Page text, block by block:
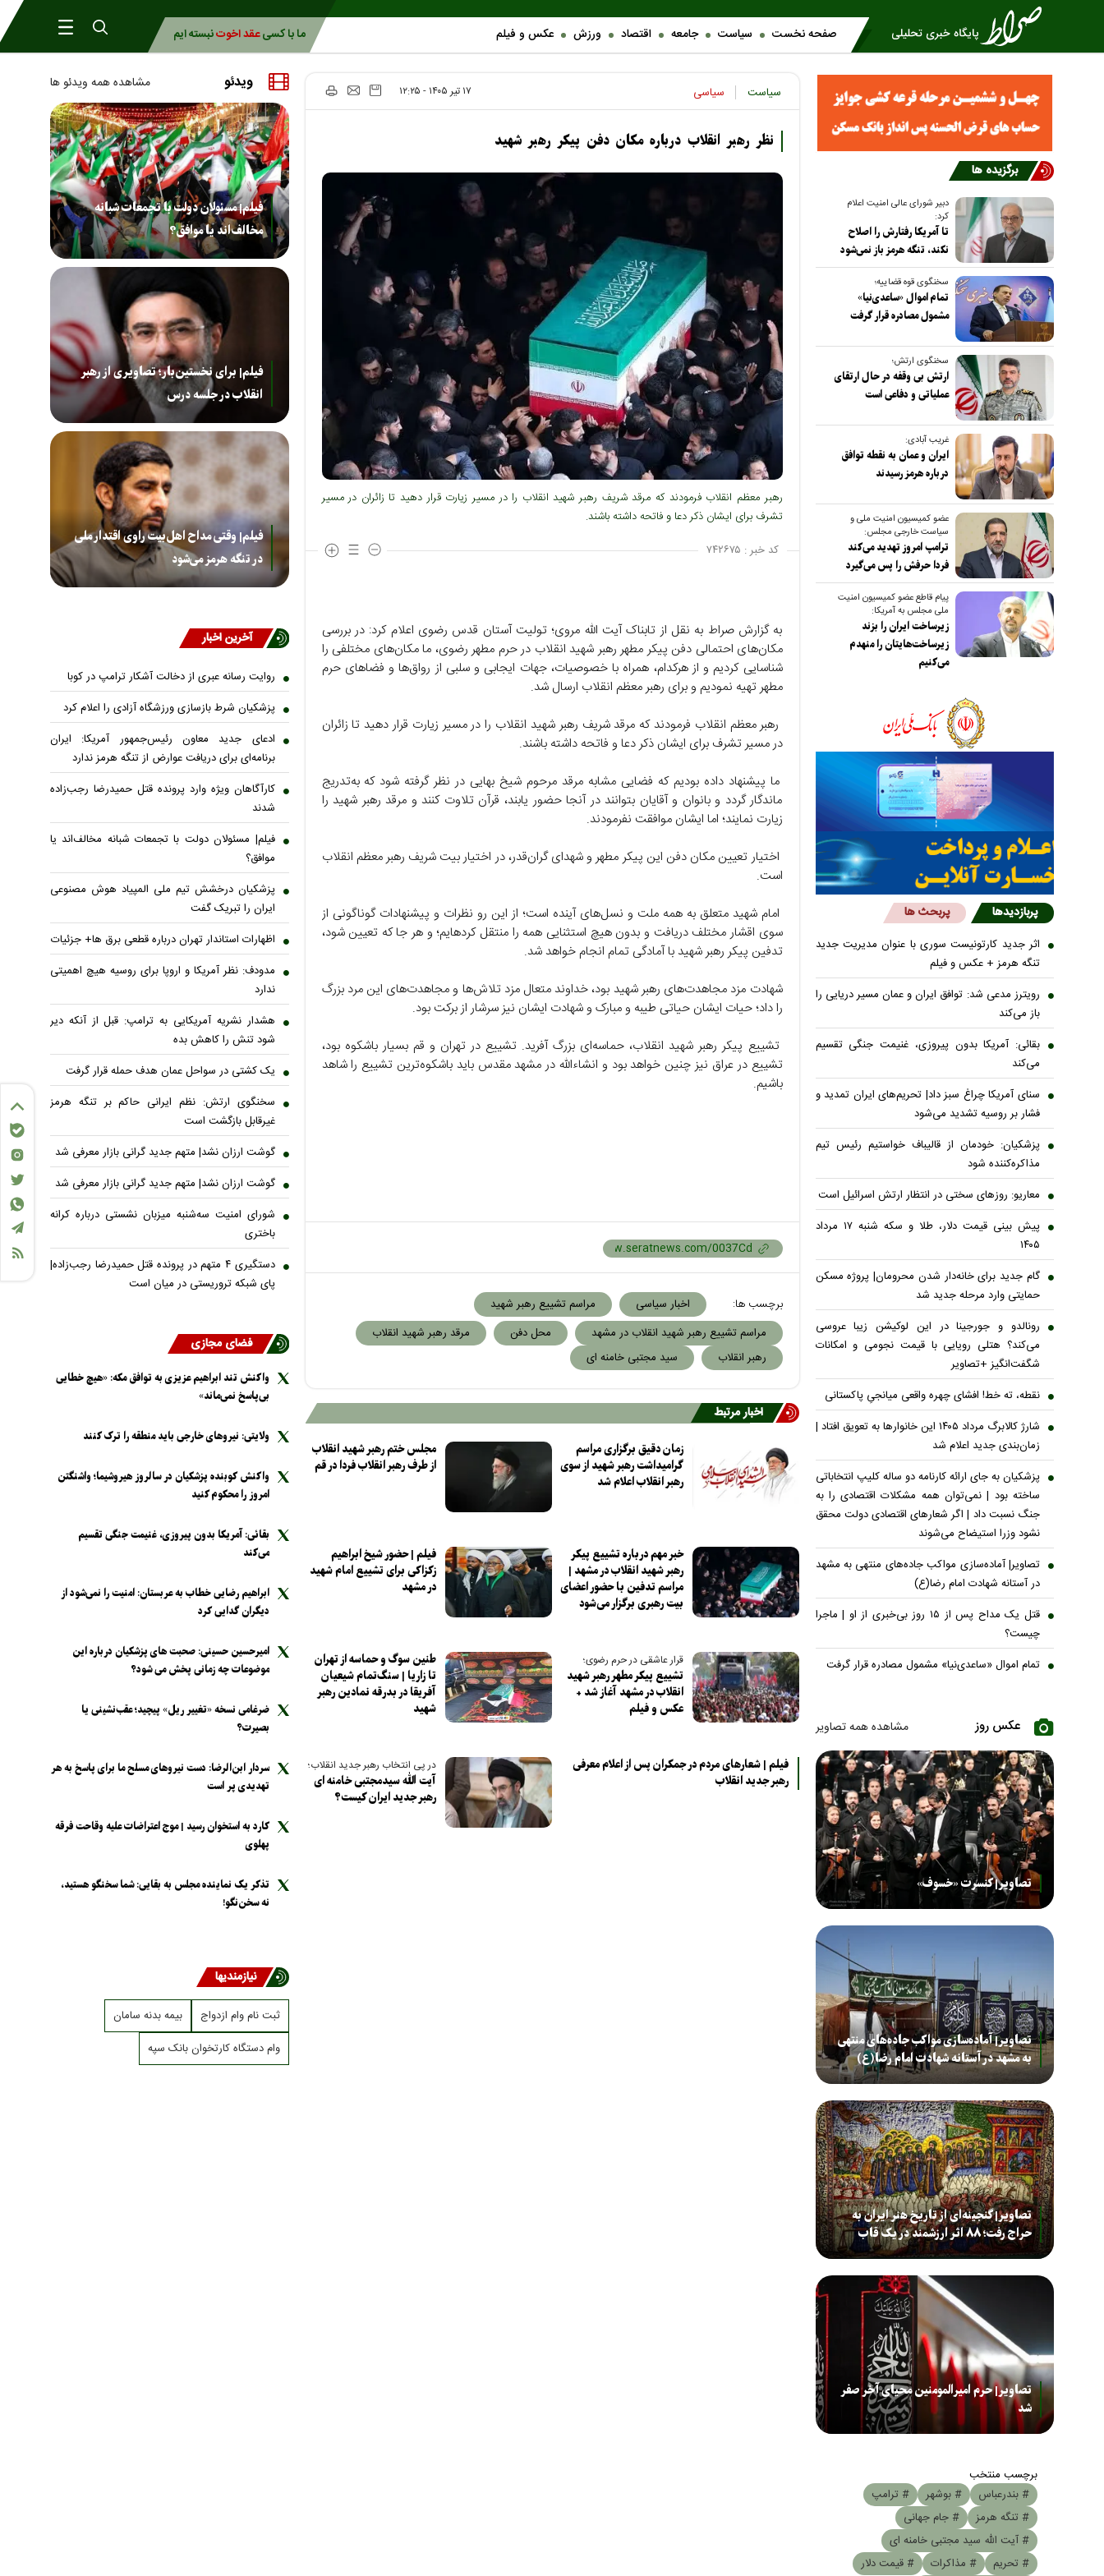
صفحه نخست سیاست جامعه اقتصاد ورزش عکس و فیلم ما با کسیعقد اخوتنبسته ایم
سیاست سیاسی ۱۷ تير ۱۴۰۵ - ۱۲:۲۵
نظر رهبر انقلاب درباره مکان دفن پیکر رهبر شهید
رهبر معظم انقلاب فرمودند که مرقد شریف رهبر شهید انقلاب را در مسیر زیارت قرار دهید تا زائران در مسیر
تشرف برای ایشان ذکر دعا و فاتحه داشته باشند.
کد خبر : ۷۴۲۶۷۵
به گزارش صراط به نقل از تابناک آیت الله مروی؛ تولیت آستان قدس رضوی اعلام کرد: در بررسی
مکان‌های احتمالی دفن پیکر مطهر رهبر شهید انقلاب در حرم مطهر رضوی، ما مکان‌های مختلفی را
شناسایی کردیم و از هرکدام، همراه با خصوصیات، جهات ایجابی و سلبی از رواق‌ها و فضا‌های حرم
مطهر تهیه نمودیم و برای رهبر معظم انقلاب ارسال شد.
رهبر معظم انقلاب فرمودند که مرقد شریف رهبر شهید انقلاب را در مسیر زیارت قرار دهید تا زائران
در مسیر تشرف برای ایشان ذکر دعا و فاتحه داشته باشند.
ما پیشنهاد داده بودیم که فضایی مشابه مرقد مرحوم شیخ بهایی در نظر گرفته شود که به‌تدریج
ماندگار گردد و بانوان و آقایان بتوانند در آنجا حضور یابند، قرآن تلاوت کنند و مرقد رهبر شهید را
زیارت نمایند؛ اما ایشان موافقت نفرمودند.
اختیار تعیین مکان دفن این پیکر مطهر و شهدای گران‌قدر، در اختیار بیت شریف رهبر معظم انقلاب
است.
امام شهید متعلق به همه ملت و نسل‌های آینده است؛ از این رو نظرات و پیشنهادات گوناگونی از
سوی اقشار مختلف دریافت و بدون هیچ استثنایی همه را منتقل کرده‎ایم؛ و هر جا که تعیین شود،
تدفین پیکر رهبر شهید با آمادگی تمام انجام خواهد شد.
شهادت مزد مجاهدت‌های رهبر شهید بود، خداوند متعال مزد تلاش‌ها و مجاهدت‌های این مرد بزرگ
را داد؛ حیات ایشان حیاتی طیبه و مبارک و شهادت ایشان نیز سرشار از برکت بود.
تشییع پیکر رهبر شهید انقلاب، حماسه‌ای بزرگ آفرید. تشییع در تهران و قم بسیار باشکوه بود،
تشییع در عراق نیز چنین خواهد بود و انشاءالله در مشهد مقدس باید باشکوه‌ترین تشییع را شاهد
باشیم.
برچسب ها: اخبار سیاسی
مراسم تشییع رهبر شهید
مراسم تشییع رهبر شهید انقلاب در مشهد
محل دفن
مرقد رهبر شهید انقلاب
رهبر انقلاب
سید مجتبی خامنه ای
اخبار مرتبط
زمان دقیق برگزاری مراسم
گرامیداشت رهبر شهید از سوی
رهبر انقلاب اعلام شد
مجلس ختم رهبر شهید انقلاب
از طرف رهبر انقلاب فردا در قم
خبر مهم درباره تشییع پیکر
رهبر شهید انقلاب در مشهد |
مراسم تدفین با حضور اعضای
بیت رهبری برگزار می‌شود
فیلم | حضور شیخ ابراهیم
زکزاکی برای تشییع امام شهید
در مشهد
قرار عاشقی در حرم رضوی؛
تشییع پیکر مطهر رهبر شهید
انقلاب در مشهد آغاز شد +
عکس و فیلم
طنین سوگ و حماسه از تهران
تا زاریا | سنگ‌تمام شیعیان
آفریقا در بدرقه نمادین رهبر
شهید
فیلم | شعارهای مردم در جمکران پس از اعلام معرفی
رهبر جدید انقلاب
در پی انتخاب رهبر جدید انقلاب؛
آیت الله سیدمجتبی خامنه ای
رهبر جدید ایران کیست؟
برگزیده ها
دبیر شورای عالی امنیت اعلام
کرد:
تا آمریکا رفتارش را اصلاح
نکند، تنگه هرمز باز نمی‌شود
سخنگوی قوه قضاییه؛
تمام اموال «ساعدی‌نیا»
مشمول مصادره قرار گرفت
سخنگوی ارتش؛
ارتش بی وقفه در حال ارتقای
عملیاتی و دفاعی است
غریب آبادی:
ایران و عمان به نقطه توافق
درباره هرمز رسیدند
عضو کمیسیون امنیت ملی و
سیاست خارجی مجلس:
ترامپ امروز تهدید می‌کند
فردا حرفش را پس می‌گیرد
پیام قاطع عضو کمیسیون امنیت
ملی مجلس به آمریکا:
زیرساخت ایران را بزند
زیرساخت‌هایتان را منهدم
می‌کنیم
پربازدیدها پربحث ها
اثر جدید کارتونیست سوری با عنوان مدیریت جدید
تنگه هرمز + عکس و فیلم
رویترز مدعی شد: توافق ایران و عمان مسیر دریایی را
باز می‌کند
بقائی: آمریکا بدون پیروزی، غنیمت جنگی تقسیم
می‌کند
سنای آمریکا چراغ سبز داد| تحریم‌های ایران تمدید و
فشار بر روسیه تشدید می‌شود
پزشکیان: خودمان از قالیباف خواستیم رئیس تیم
مذاکره‌کننده شود
معاریو: روزهای سختی در انتظار ارتش اسرائیل است
پیش بینی قیمت دلار، طلا و سکه شنبه ۱۷ مرداد
۱۴۰۵
گام جدید برای خانه‌دار شدن محرومان| پروژه مسکن
حمایتی وارد مرحله جدید شد
رونالدو و جورجینا در این لوکیشن زیبا عروسی
می‌کند؟ هتلی رویایی با قیمت نجومی و امکانات
شگفت‌انگیز +تصاویر
نقطه، ته خط! افشای چهره واقعی میانجیِ پاکستانی
شارژ کالابرگ مرداد ۱۴۰۵ این خانوار‌ها به تعویق افتاد |
زمان‌بندی جدید اعلام شد
پزشکیان به جای ارائه کارنامه دو ساله کلیپ انتخاباتی
ساخته بود | نمی‌توان همه مشکلات اقتصادی را به
جنگ نسبت داد | اگر شعار‌های اقتصادی دولت محقق
نشود وزرا استیضاح می‌شوند
تصاویر| آماده‌سازی مواکب جاده‌های منتهی به مشهد
در آستانه شهادت امام رضا(ع)
قتل یک مداح پس از ۱۵ روز بی‌خبری از او | ماجرا
چیست؟
تمام اموال «ساعدی‌نیا» مشمول مصادره قرار گرفت
عکس روز مشاهده همه تصاویر
تصاویر| کنسرت «خسوف»
تصاویر| آماده‌سازی مواکب جاده‌های منتهی
به مشهد در آستانه شهادت امام رضا(ع)
تصاویر| گنجینه‌ای از تاریخ هنر ایران به
حراج رفت؛ ۸۸ اثر ارزشمند در یک قاب
تصاویر| حرم امیرالمومنین محیای آخر صفر
شد
برچسب منتخب
# بندرعباس
# بوشهر
# ترامپ
# تنگه هرمز
# جام جهانی
# آیت الله سید مجتبی خامنه ای
# تحریم
# مذاکرات # قیمت دلار
ویدئو مشاهده همه ویدئو ها
فیلم| مسئولان دولت با تجمعات شبانه
مخالف‌اند یا موافق؟
فیلم| برای نخستین‌بار؛ تصاویری از رهبر
انقلاب در جلسه درس
فیلم| وقتی مداح اهل‌بیت راوی اقتدار ملی
در تنگه هرمز می‌شود
آخرین اخبار
روایت رسانه عبری از دخالت آشکار ترامپ در کوبا
پزشکیان شرط بازسازی ورزشگاه آزادی را اعلام کرد
ادعای جدید معاون رئیس‌جمهور آمریکا: ایران
برنامه‌ای برای دریافت عوارض از تنگه هرمز ندارد
کارآگاهان ویژه وارد پرونده قتل حمیدرضا رجب‌زاده
شدند
فیلم| مسئولان دولت با تجمعات شبانه مخالف‌اند یا
موافق؟
پزشکیان درخشش تیم ملی المپیاد هوش مصنوعی
ایران را تبریک گفت
اظهارات استاندار تهران درباره قطعی برق ها+ جزئیات
مدودف: نظر آمریکا و اروپا برای روسیه هیچ اهمیتی
ندارد
هشدار نشریه آمریکایی به ترامپ: قبل از آنکه دیر
شود تنش را کاهش بده
یک کشتی در سواحل عمان هدف حمله قرار گرفت
سخنگوی ارتش: نظم ایرانی حاکم بر تنگه هرمز
غیرقابل بازگشت است
گوشت ارزان نشد| متهم جدید گرانی بازار معرفی شد
گوشت ارزان نشد| متهم جدید گرانی بازار معرفی شد
شورای امنیت سه‌شنبه میزبان نشستی درباره کرانه
باختری
دستگیری ۴ متهم در پرونده قتل حمیدرضا رجب‌زاده|
پای شبکه تروریستی در میان است
فضای مجازی
واکنش تند ابراهیم عزیزی به توافق مکه: «هیچ خطایی
بی‌پاسخ نمی‌ماند»
ولایتی: نیرو‌های خارجی باید منطقه را ترک کنند
واکنش کوبنده پزشکیان در سالروز هیروشیما؛ واشنگتن
امروز را محکوم کنید
بقائی: آمریکا بدون پیروزی، غنیمت جنگی تقسیم
می‌کند
ابراهیم رضایی خطاب به عربستان: امنیت را نمی‌شود از
دیگران گدایی کرد
امیرحسین حسینی: صحبت های پزشکیان درباره این
موضوعات چه زمانی پخش می شود؟
ضرغامی نسخه «تغییر ریل» پیچید؛ عقب‌نشینی یا
بصیرت؟
سردار ابن‌الرضا: دست نیرو‌های مسلح ما برای پاسخ به هر
تهدیدی پر است
کارد به استخوان رسید | موج اعتراضات علیه وقاحت فرقه
پهلوی
تذکر یک نماینده مجلس به بقایی: شما سخنگو هستید،
نه سخن‌نگو!
نیازمندیها
ثبت نام وام ازدواج
بیمه بدنه سامان
وام دستگاه کارتخوان بانک سپه